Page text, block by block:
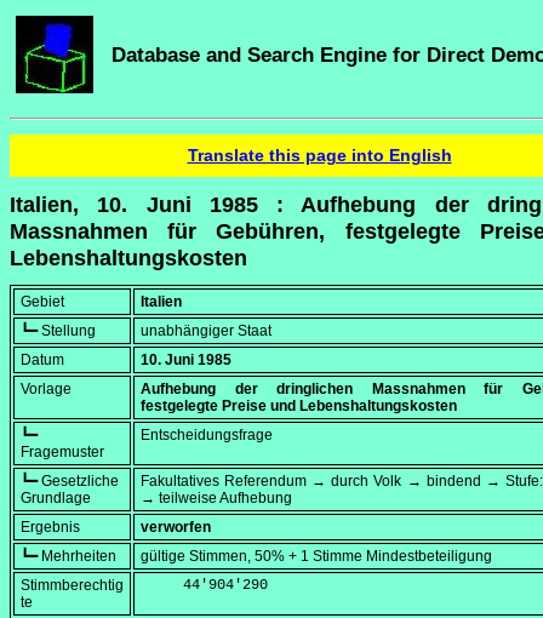
Database and Search Engine for Direct
Translate this page into English
Italien, 10. Juni 1985 : Aufhebung der
Massnahmen für Gebühren, festgelegte
Lebenshaltungskosten
Gebiet
Italien
┗━ Stellung
unabhängiger Staat
Datum
10. Juni 1985
Vorlage
Aufhebung der dringlichen Massnahmen für
festgelegte Preise und Lebenshaltungskosten
┗━
Fragemuster
Entscheidungsfrage
┗━ Gesetzliche
Grundlage
Fakultatives Referendum → durch Volk → bindend →
→ teilweise Aufhebung
Ergebnis
verworfen
┗━ Mehrheiten
gültige Stimmen, 50% + 1 Stimme Mindestbeteiligung
Stimmberechtig
te
     44'904'290